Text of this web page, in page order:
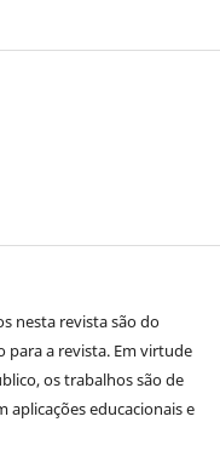
nesta revista são do
a revista. Em virtude
os trabalhos são de
educacionais e